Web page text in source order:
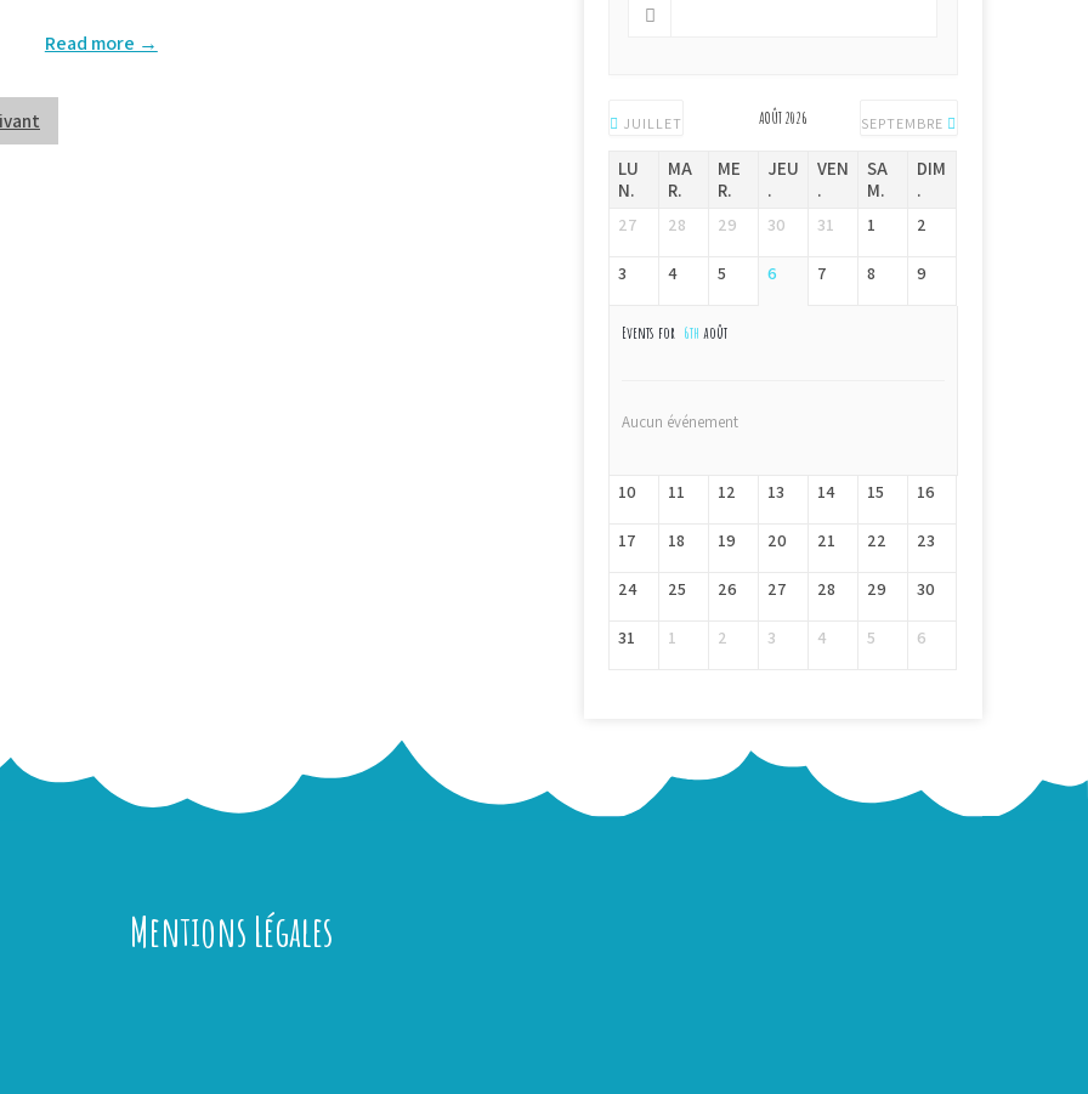
Read more →
JUILLET AOÛT 2026 SEPTEMBRE
LU
N.
MA
R.
ME
R.
JEU
.
VEN
.
SA
M.
DIM
.
27 28 29 30 31 1 2
3 4 5 6 7 8 9
Events for 6th août
Aucun événement
10 11 12 13 14 15 16
17 18 19 20 21 22 23
24 25 26 27 28 29 30
31 1 2 3 4 5 6
Mentions Légales